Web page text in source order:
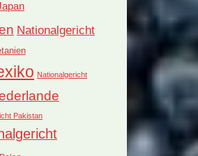
Nationalgericht
Nationalgericht
Pakistan